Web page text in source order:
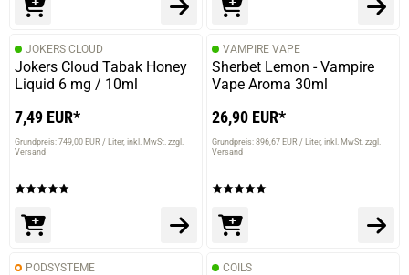
JOKERS CLOUD
Jokers Cloud Tabak Honey
Liquid 6 mg / 10ml
7,49 EUR*
Grundpreis: 749,00 EUR / Liter inkl. MwSt. zzgl.
Versand
VAMPIRE VAPE
Sherbet Lemon - Vampire
Vape Aroma 30ml
26,90 EUR*
Grundpreis: 896,67 EUR / Liter inkl. MwSt. zzgl.
Versand
PODSYSTEME COILS